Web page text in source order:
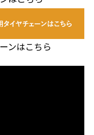
ンはこちら